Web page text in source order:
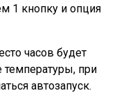
1 кнопку и опция
часов будет
температуры, при
автозапуск.